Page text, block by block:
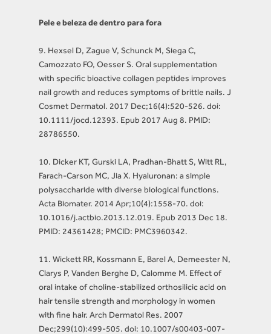
Pele e beleza de dentro para fora
9. Hexsel D, Zague V, Schunck M, Siega C,
Camozzato FO, Oesser S. Oral supplementation
with specific bioactive collagen peptides improves
nail growth and reduces symptoms of brittle nails. J
Cosmet Dermatol. 2017 Dec;16(4):520-526. doi:
10.1111/jocd.12393. Epub 2017 Aug 8. PMID:
28786550.
10. Dicker KT, Gurski LA, Pradhan-Bhatt S, Witt RL,
Farach-Carson MC, Jia X. Hyaluronan: a simple
polysaccharide with diverse biological functions.
Acta Biomater. 2014 Apr;10(4):1558-70. doi:
10.1016/j.actbio.2013.12.019. Epub 2013 Dec 18.
PMID: 24361428; PMCID: PMC3960342.
11. Wickett RR, Kossmann E, Barel A, Demeester N,
Clarys P, Vanden Berghe D, Calomme M. Effect of
oral intake of choline-stabilized orthosilicic acid on
hair tensile strength and morphology in women
with fine hair. Arch Dermatol Res. 2007
Dec;299(10):499-505. doi: 10.1007/s00403-007-